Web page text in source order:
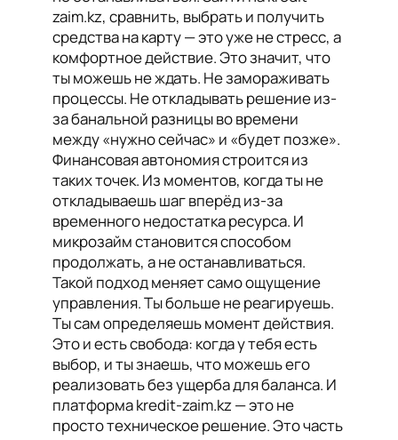
zaim.kz, сравнить, выбрать и получить
средства на карту — это уже не стресс, а
комфортное действие. Это значит, что
ты можешь не ждать. Не замораживать
процессы. Не откладывать решение из-
за банальной разницы во времени
между «нужно сейчас» и «будет позже».
Финансовая автономия строится из
таких точек. Из моментов, когда ты не
откладываешь шаг вперёд из-за
временного недостатка ресурса. И
микрозайм становится способом
продолжать, а не останавливаться.
Такой подход меняет само ощущение
управления. Ты больше не реагируешь.
Ты сам определяешь момент действия.
Это и есть свобода: когда у тебя есть
выбор, и ты знаешь, что можешь его
реализовать без ущерба для баланса. И
платформа kredit-zaim.kz — это не
просто техническое решение. Это часть